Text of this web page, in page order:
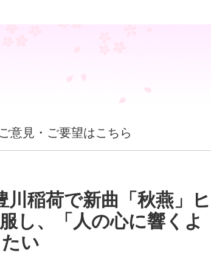
ご意見・ご要望はこちら
川稲荷で新曲「秋燕」ヒ
し、「人の心に響くよ
い